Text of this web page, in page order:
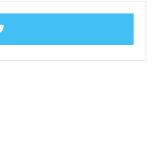
Twitter